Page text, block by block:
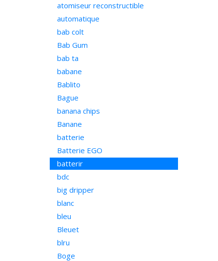
atomiseur reconstructible
automatique
bab colt
Bab Gum
bab ta
babane
Bablito
Bague
banana chips
Banane
batterie
Batterie EGO
batterir
bdc
big dripper
blanc
bleu
Bleuet
blru
Boge